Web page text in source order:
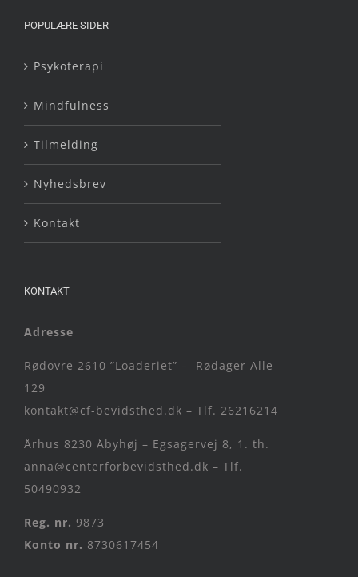
POPULÆRE SIDER
Psykoterapi
Mindfulness
Tilmelding
Nyhedsbrev
Kontakt
KONTAKT
Adresse
Rødovre 2610 ”Loaderiet” – Rødager Alle
129
kontakt@cf-bevidsthed.dk – Tlf. 26216214
Århus 8230 Åbyhøj – Egsagervej 8, 1. th.
anna@centerforbevidsthed.dk – Tlf.
50490932
Reg. nr. 9873
Konto nr. 8730617454